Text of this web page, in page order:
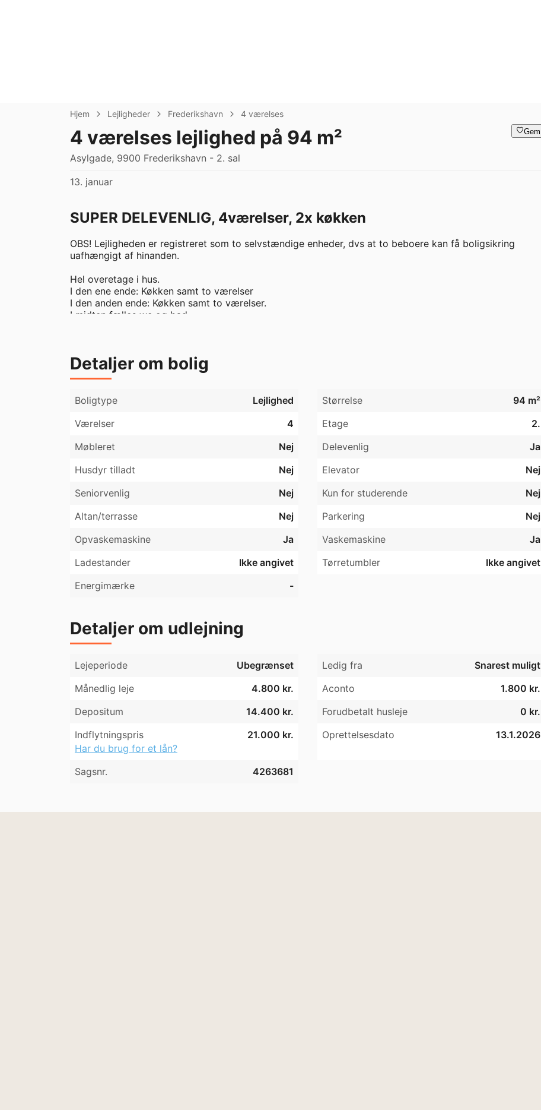
Hjem Lejligheder Frederikshavn 4 værelses
4 værelses lejlighed på 94 m²
Asylgade, 9900 Frederikshavn - 2. sal
Gem
13. januar
SUPER DELEVENLIG, 4værelser, 2x køkken
OBS! Lejligheden er registreret som to selvstændige enheder, dvs at to beboere kan få boligsikring
uafhængigt af hinanden.
Hel overetage i hus.
I den ene ende: Køkken samt to værelser
I den anden ende: Køkken samt to værelser.
I midten fælles wc og bad.
Detaljer om bolig
Boligtype Lejlighed Størrelse
94 m²
Værelser
4 Etage
2.
Møbleret
Nej Delevenlig
Ja
Husdyr tilladt
Nej Elevator
Nej
Seniorvenlig
Nej Kun for studerende
Nej
Altan/terrasse
Nej Parkering
Nej
Opvaskemaskine
Ja Vaskemaskine
Ja
Ladestander
Ikke angivet Tørretumbler
Ikke angivet
Energimærke
-
Detaljer om udlejning
Lejeperiode Ubegrænset Ledig fra
Snarest muligt
Månedlig leje
4.800 kr. Aconto
1.800 kr.
Depositum
14.400 kr. Forudbetalt husleje
0 kr.
Indflytningspris
21.000 kr.
Har du brug for et lån?
Oprettelsesdato 13.1.2026
Sagsnr. 4263681